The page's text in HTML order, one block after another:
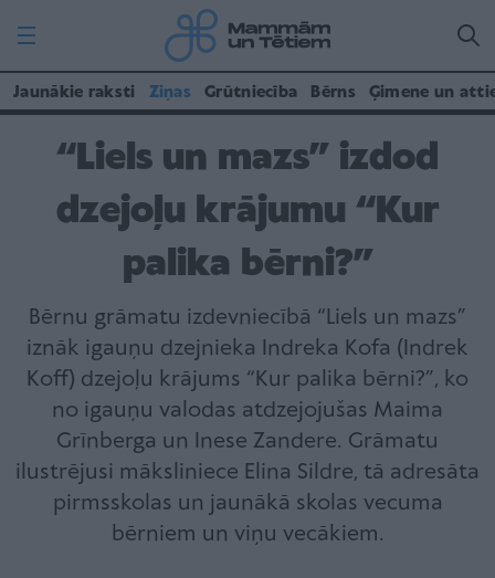
Jaunākie raksti Ziņas Grūtniecība Bērns Ģimene un
“Liels un mazs” izdod
dzejoļu krājumu “Kur
palika bērni?”
Bērnu grāmatu izdevniecībā “Liels un mazs”
iznāk igauņu dzejnieka Indreka Kofa (Indrek
Koff) dzejoļu krājums “Kur palika bērni?”, ko
no igauņu valodas atdzejojušas Maima
Grīnberga un Inese Zandere. Grāmatu
ilustrējusi māksliniece Elina Sildre, tā adresāta
pirmsskolas un jaunākā skolas vecuma
bērniem un viņu vecākiem.